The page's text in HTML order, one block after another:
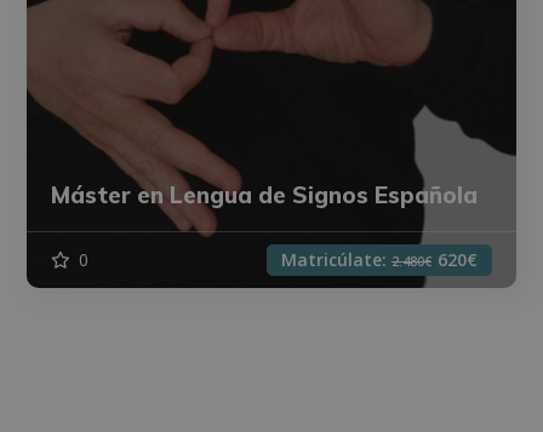
Máster en Lengua de Signos Española
0 Matricúlate: 2.480€ 620€